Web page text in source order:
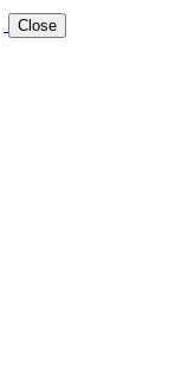
Close